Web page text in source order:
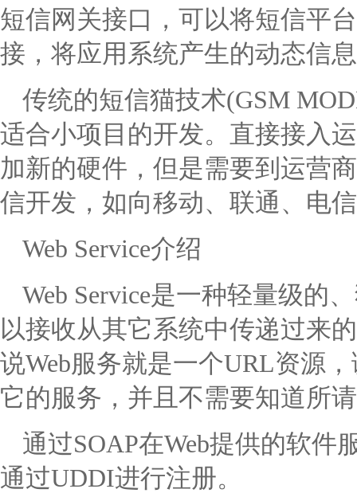
短信网关接口，可以将短信平
接，将应用系统产生的动态信
传统的短信猫技术(GSM
适合小项目的开发。直接接入
加新的硬件，但是需要到运营
信开发，如向移动、联通、电
Web Service介绍
Web Service是一种轻量级的
以接收从其它系统中传递过来
说Web服务就是一个URL资源
它的服务，并且不需要知道所
通过SOAP在Web提供的软件
通过UDDI进行注册。